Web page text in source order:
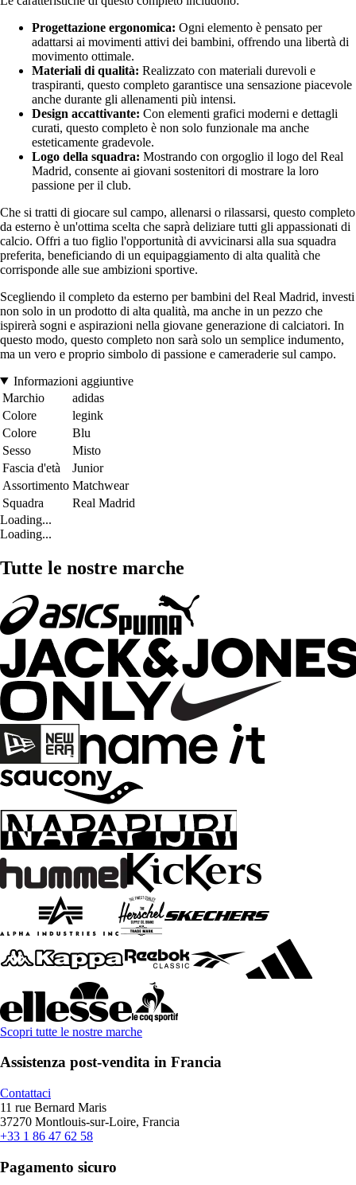
Progettazione ergonomica: Ogni elemento è pensato per
adattarsi ai movimenti attivi dei bambini, offrendo una libertà di
movimento ottimale.
Materiali di qualità: Realizzato con materiali durevoli e
traspiranti, questo completo garantisce una sensazione piacevole
anche durante gli allenamenti più intensi.
Design accattivante: Con elementi grafici moderni e dettagli
curati, questo completo è non solo funzionale ma anche
esteticamente gradevole.
Logo della squadra: Mostrando con orgoglio il logo del Real
Madrid, consente ai giovani sostenitori di mostrare la loro
passione per il club.
Che si tratti di giocare sul campo, allenarsi o rilassarsi, questo completo
da esterno è un'ottima scelta che saprà deliziare tutti gli appassionati di
calcio. Offri a tuo figlio l'opportunità di avvicinarsi alla sua squadra
preferita, beneficiando di un equipaggiamento di alta qualità che
corrisponde alle sue ambizioni sportive.
Scegliendo il completo da esterno per bambini del Real Madrid, investi
non solo in un prodotto di alta qualità, ma anche in un pezzo che
ispirerà sogni e aspirazioni nella giovane generazione di calciatori. In
questo modo, questo completo non sarà solo un semplice indumento,
ma un vero e proprio simbolo di passione e cameraderie sul campo.
Informazioni aggiuntive
Marchio
adidas
Colore
legink
Colore
Blu
Sesso
Misto
Fascia d'età
Junior
Assortimento Matchwear
Squadra
Real Madrid
Loading...
Loading...
Tutte le nostre marche
Scopri tutte le nostre marche
Assistenza post-vendita in Francia
Contattaci
11 rue Bernard Maris
37270 Montlouis-sur-Loire, Francia
+33 1 86 47 62 58
Pagamento sicuro